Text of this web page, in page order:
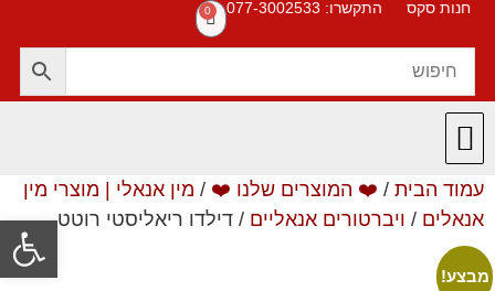
חנות סקס התקשרו: 077-3002533 0
עמוד הבית / ❤️ המוצרים שלנו ❤️ / מין אנאלי | מוצרי מין
אנאלים / ויברטורים אנאליים / דילדו ריאליסטי רוטט
מבצע!
פתח